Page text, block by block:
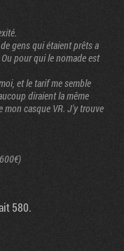
gens qui étaient prêts a
pour qui le nomade est
et le tarif me semble
diraient la même
mon casque VR. J'y trouve
580.